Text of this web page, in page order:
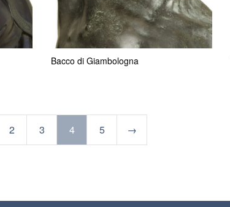
Bacco di Giambologna
2 3 4 5 →